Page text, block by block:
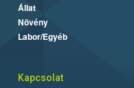
Állat
Növény
Labor/Egyéb
Kapcsolat